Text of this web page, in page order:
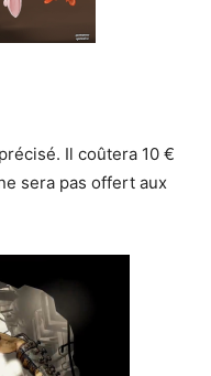
Il coûtera 10 €
sera pas offert aux